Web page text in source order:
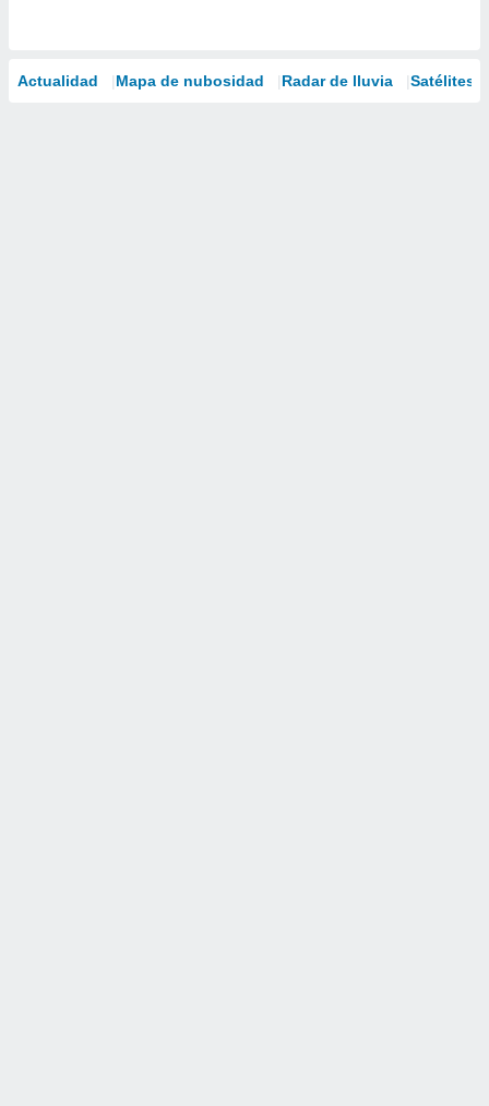
Actualidad Mapa de nubosidad Radar de lluvia Satélites